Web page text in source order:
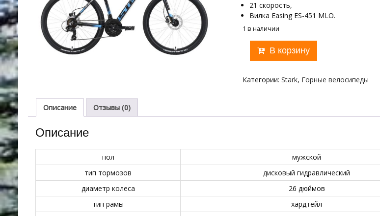
21 скорость,
Вилка Easing ES-451 MLO.
1 в наличии
Количество
товара
Indy
В корзину
Категории: Stark, Горные велосипеды
Описание Отзывы (0)
Описание
пол
мужской
тип тормозов
дисковый гидравлический
диаметр колеса
26 дюймов
тип рамы
хардтейл